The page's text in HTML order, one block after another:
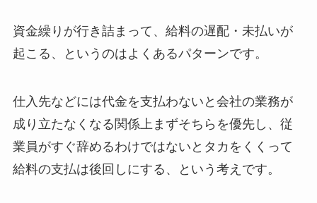
資金繰りが行き詰まって、給料の遅配・未払いが
起こる、というのはよくあるパターンです。
仕入先などには代金を支払わないと会社の業務が
成り立たなくなる関係上まずそちらを優先し、従
業員がすぐ辞めるわけではないとタカをくくって
給料の支払は後回しにする、という考えです。